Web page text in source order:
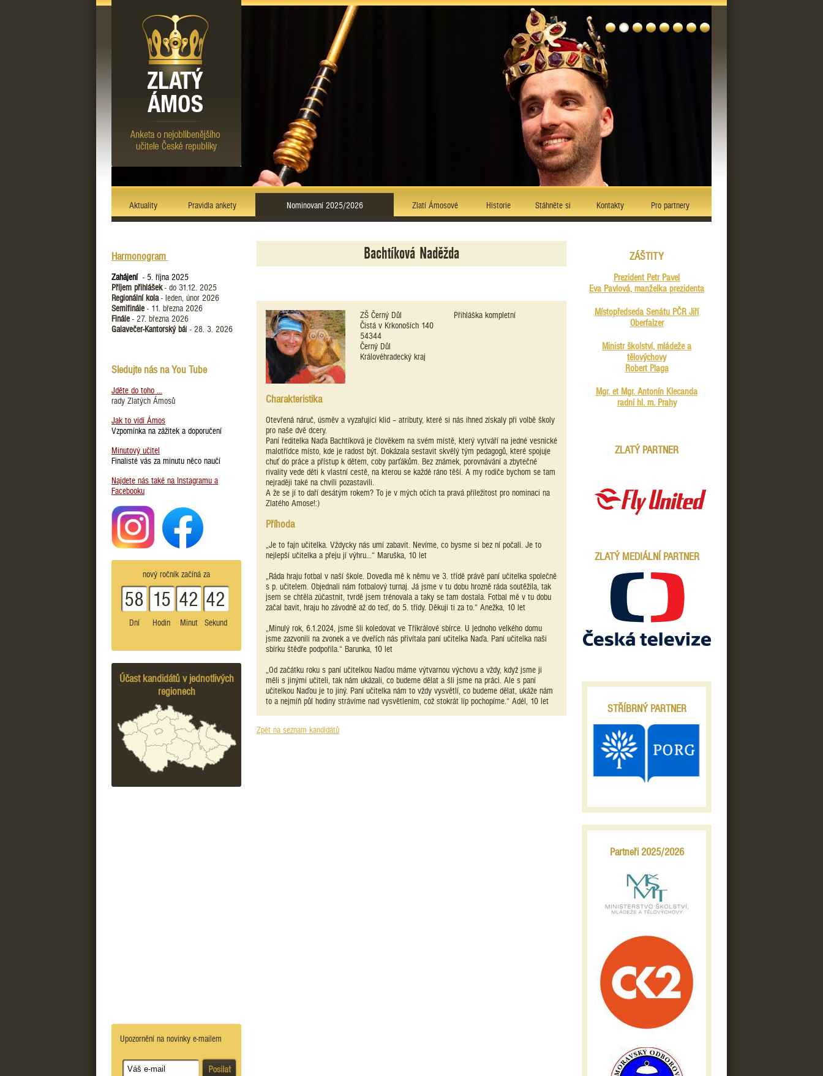
Aktuality Pravidla ankety Nominovaní 2025/2026 Zlatí Ámosové Historie Stáhněte si Kontakty Pro partnery
Harmonogram
Zahájení - 5. října 2025
Příjem přihlášek- do 31.12. 2025
Regionální kola- leden, únor 2026
Semifinále - 11. března 2026
Finále - 27. března 2026
Galavečer-Kantorský bál - 28. 3. 2026
Sledujte nás na You Tube
Jděte do toho ...
rady Zlatých Ámosů
Jak to vidí Ámos
Vzpomínka na zážitek a doporučení
Minutový učitel
Finalisté vás za minutu něco naučí
Najdete nás také na Instagramu a
Facebooku
nový ročník začíná za
58
Dní
15
Hodin
42
Minut
42
Sekund
Účast kandidátů v jednotlivých
regionech
Upozornění na novinky e-mailem
Bachtíková Naděžda
ZŠ Černý Důl
Čistá v Krkonoších 140
54344
Černý Důl
Královéhradecký kraj
Přihláška kompletní
Charakteristika
Otevřená náruč, úsměv a vyzařující klid – atributy, které si nás ihned získaly při volbě školy
pro naše dvě dcery.
Paní ředitelka Naďa Bachtíková je člověkem na svém místě, který vytváří na jedné vesnické
malotřídce místo, kde je radost být. Dokázala sestavit skvělý tým pedagogů, které spojuje
chuť do práce a přístup k dětem, coby parťákům. Bez známek, porovnávání a zbytečné
rivality vede děti k vlastní cestě, na kterou se každé ráno těší. A my rodiče bychom se tam
nejraději také na chvíli pozastavili.
A že se jí to daří desátým rokem? To je v mých očích ta pravá příležitost pro nominaci na
Zlatého Amose!:)
Příhoda
„Je to fajn učitelka. Vždycky nás umí zabavit. Nevíme, co bysme si bez ní počali. Je to
nejlepší učitelka a přeju jí výhru…“ Maruška, 10 let
„Ráda hraju fotbal v naší škole. Dovedla mě k němu ve 3. třídě právě paní učitelka společně
s p. učitelem. Objednali nám fotbalový turnaj. Já jsme v tu dobu hrozně ráda soutěžila, tak
jsem se chtěla zúčastnit, tvrdě jsem trénovala a taky se tam dostala. Fotbal mě v tu dobu
začal bavit, hraju ho závodně až do teď, do 5. třídy. Děkuji ti za to.“ Anežka, 10 let
„Minulý rok, 6.1.2024, jsme šli koledovat ve Tříkrálové sbírce. U jednoho velkého domu
jsme zazvonili na zvonek a ve dveřích nás přivítala paní učitelka Naďa. Paní učitelka naši
sbírku štědře podpořila.“ Barunka, 10 let
„Od začátku roku s paní učitelkou Naďou máme výtvarnou výchovu a vždy, když jsme ji
měli s jinými učiteli, tak nám ukázali, co budeme dělat a šli jsme na práci. Ale s paní
učitelkou Naďou je to jiný. Paní učitelka nám to vždy vysvětlí, co budeme dělat, ukáže nám
to a nejmíň půl hodiny strávíme nad vysvětlením, což stokrát líp pochopíme.“ Adél, 10 let
Zpět na seznam kandidátů
ZÁŠTITY
Prezident Petr Pavel
Eva Pavlová, manželka prezidenta
Místopředseda Senátu PČR Jiří
Oberfalzer
Ministr školství, mládeže a
tělovýchovy
Robert Plaga
Mgr. et Mgr. Antonín Klecanda
radní hl. m. Prahy
ZLATÝ PARTNER
ZLATÝ MEDIÁLNÍ PARTNER
STŘÍBRNÝ PARTNER
Partneři 2025/2026